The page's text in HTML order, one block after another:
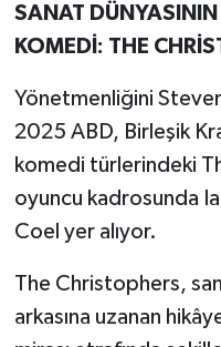
SANAT
KOMEDİ: THE
Yönetmenliğini
2025 ABD, Birleşik
komedi türlerindeki
oyuncu kadrosunda
Coel yer alıyor.
The Christophers,
arkasına uzanan